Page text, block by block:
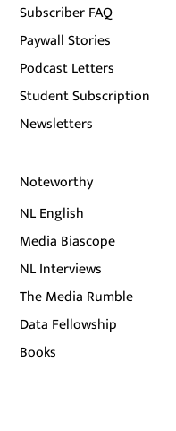
Subscriber FAQ
Paywall Stories
Podcast Letters
Student Subscription
Newsletters
Noteworthy
NL English
Media Biascope
NL Interviews
The Media Rumble
Data Fellowship
Books